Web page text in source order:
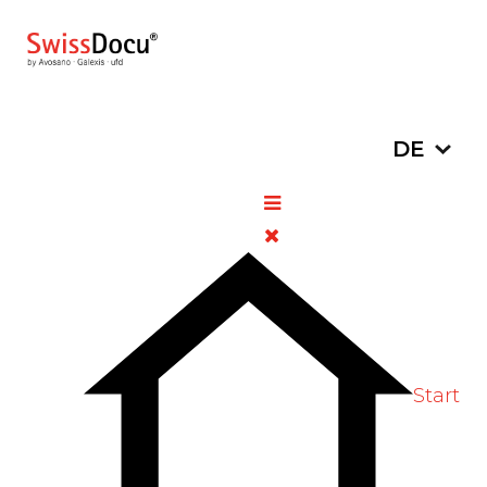
DE
Start
Vazkepa® (Icosapent-Ethyl):
Reduzierung des Risikos für
kardiovaskuläre Ereignisse
Pharmazie
Bitte bewerten